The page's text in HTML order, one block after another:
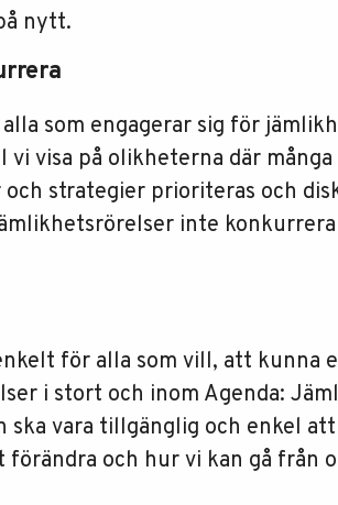
nytt.
som engagerar sig för
visa på olikheterna där
strategier prioriteras och
inte
för alla som vill, att kunna
i stort och inom Agenda:
vara tillgänglig och enkel
förändra och hur vi kan gå från